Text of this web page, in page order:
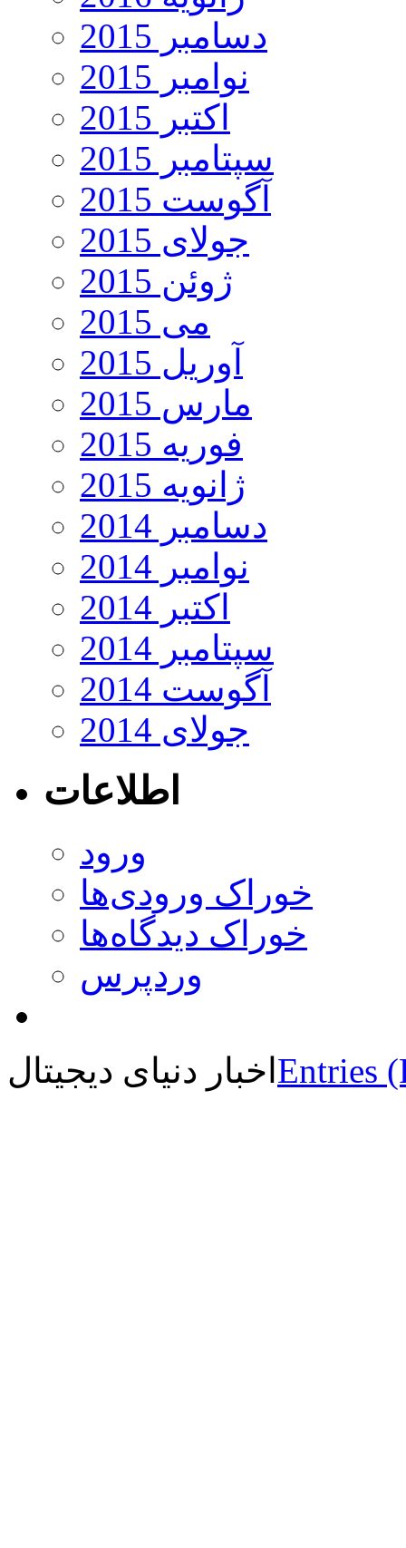
دسامبر 2015
نوامبر 2015
اکتبر 2015
سپتامبر 2015
آگوست 2015
جولای 2015
ژوئن 2015
می 2015
آوریل 2015
مارس 2015
فوریه 2015
ژانویه 2015
دسامبر 2014
نوامبر 2014
اکتبر 2014
سپتامبر 2014
آگوست 2014
جولای 2014
اطلاعات
ورود
خوراک ورودی‌ها
خوراک دیدگاه‌ها
وردپرس
اخبار دنیای دیجیتال Entries